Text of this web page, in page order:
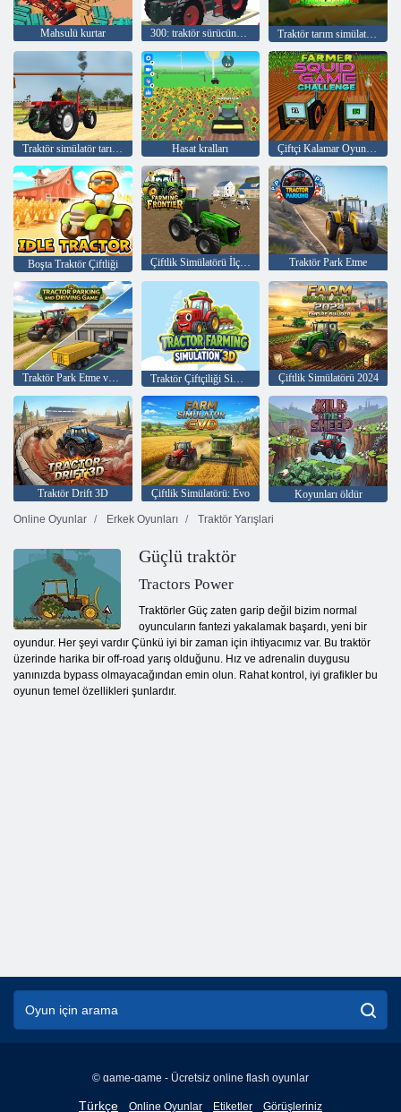
Mahsulü kurtar 300: traktör sürücünün yolu Traktör tarım simülatörü
Traktör simülatör tarım oyunu Hasat kralları Çiftçi Kalamar Oyunu Mücadelesi
Boşta Traktör Çiftliği Çiftlik Simülatörü İlçe Oyunu Traktör Park Etme
Traktör Park Etme ve Sürüş Oyunu Traktör Çiftçiliği Simülasyonu 3D Çiftlik Simülatörü 2024
Traktör Drift 3D Çiftlik Simülatörü: Evo
Koyunları öldür
Online Oyunlar
Erkek Oyunları Traktör Yarışlari
Güçlü traktör
Tractors Power
Traktörler Güç zaten garip değil bizim normal
oyuncuların fantezi yakalamak başardı, yeni bir
oyundur. Her şeyi vardır Çünkü iyi bir zaman için ihtiyacımız var. Bu traktör
üzerinde harika bir off-road yarış olduğunu. Hız ve adrenalin duygusu
yanınızda bypass olmayacağından emin olun. Rahat kontrol, iyi grafikler bu
oyunun temel özellikleri şunlardır.
© game-game - Ücretsiz online flash oyunlar
Türkçe
English
Online Oyunlar Etiketler Görüşleriniz